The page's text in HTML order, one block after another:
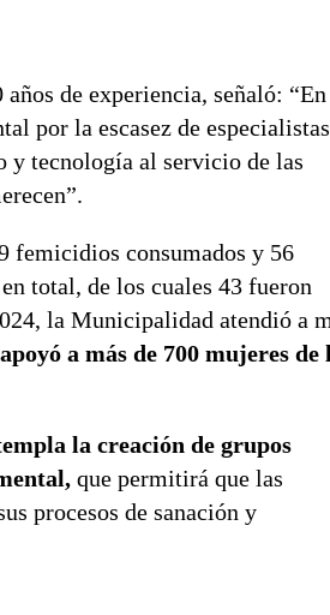
de experiencia, señaló: “En
por la escasez de
y tecnología al servicio de las
femicidios consumados y 56
total, de los cuales 43 fueron
la Municipalidad atendió a
a más de 700 mujeres de
la creación de grupos
que permitirá que las
procesos de sanación y